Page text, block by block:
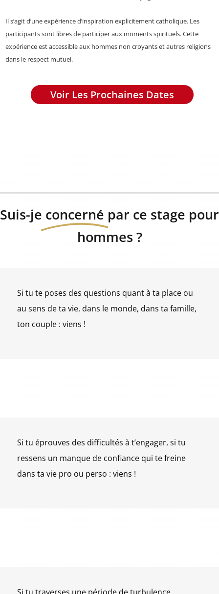
Il s’agit d’une expérience d’inspiration explicitement catholique. Les
participants sont libres de participer aux moments spirituels. Cette
expérience est accessible aux hommes non croyants et autres religions
dans le respect mutuel.
Voir Les Prochaines Dates
Suis-je concerné par ce stage pour
hommes ?
Si tu te poses des questions quant à ta place ou
au sens de ta vie, dans le monde, dans ta famille,
ton couple : viens !
Si tu éprouves des difficultés à t’engager, si tu
ressens un manque de confiance qui te freine
dans ta vie pro ou perso : viens !